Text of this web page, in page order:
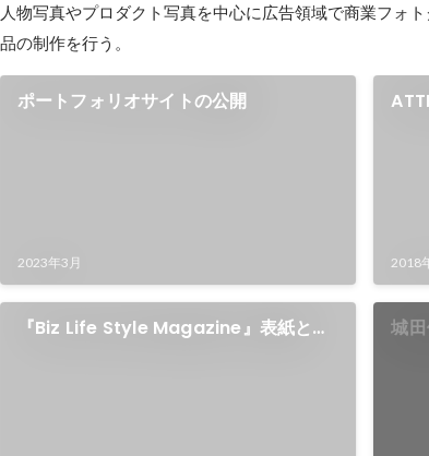
人物写真やプロダクト写真を中心に広告領域で商業フォ
ポートフォリオサイトの公開
2023年3月 2018
『Biz Life Style Magazine』表紙とし
城